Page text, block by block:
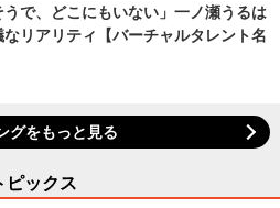
うで、どこにもいない」一ノ瀬うるは
リアリティ【バーチャルタレント名
グをもっと見る
ピックス